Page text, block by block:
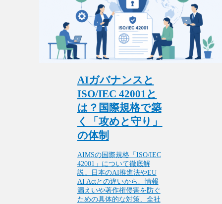
AIガバナンスと
ISO/IEC 42001と
は？国際規格で築
く「攻めと守り」
の体制
AIMSの国際規格「ISO/IEC
42001」について徹底解
説。日本のAI推進法やEU
AI Actとの違いから、情報
漏えいや著作権侵害を防ぐ
ための具体的な対策、全社